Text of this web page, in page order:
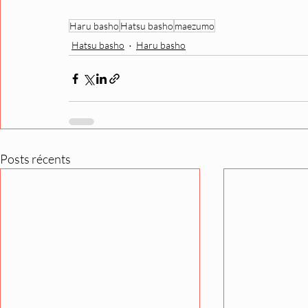
Haru basho Hatsu basho maezumo
Hatsu basho
Haru basho
Posts récents